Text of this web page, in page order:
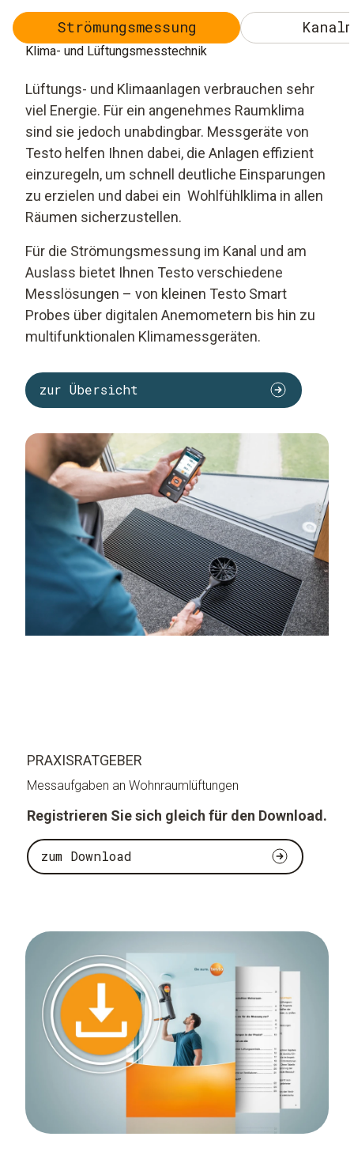
Strömungsmessung
Klima- und Lüftungsmesstechnik
Lüftungs- und Klimaanlagen verbrauchen sehr
viel Energie. Für ein angenehmes Raumklima
sind sie jedoch unabdingbar. Messgeräte von
Testo helfen Ihnen dabei, die Anlagen effizient
einzuregeln, um schnell deutliche Einsparungen
zu erzielen und dabei ein Wohlfühlklima in allen
Räumen sicherzustellen.
Für die Strömungsmessung im Kanal und am
Auslass bietet Ihnen Testo verschiedene
Messlösungen – von kleinen Testo Smart
Probes über digitalen Anemometern bis hin zu
multifunktionalen Klimamessgeräten.
zur Übersicht
PRAXISRATGEBER
Messaufgaben an Wohnraumlüftungen
Registrieren Sie sich gleich für den Download.
zum Download